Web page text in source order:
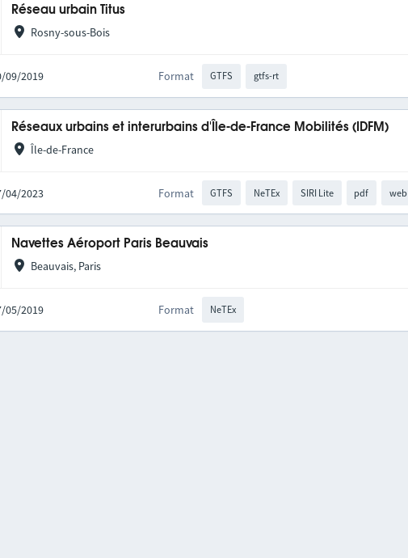
Réseau urbain Titus
Rosny-sous-Bois
09/2019 Format GTFS gtfs-rt
Réseaux urbains et interurbains d'Île-de-France Mobilités (IDFM)
Île-de-France
04/2023 Format GTFS NeTEx SIRI Lite pdf web
Navettes Aéroport Paris Beauvais
Beauvais, Paris
05/2019 Format NeTEx